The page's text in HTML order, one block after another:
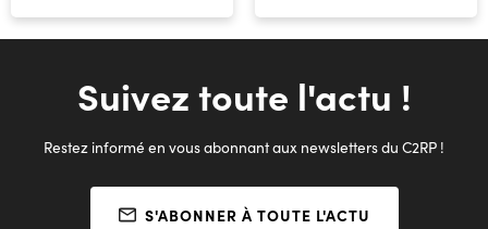
Suivez toute l'actu !
Restez informé en vous abonnant aux newsletters du C2RP !
S'ABONNER À TOUTE L'ACTU